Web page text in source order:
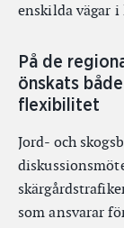
enskilda vägar i
På de
önskats
flexibilitet
Jord- och
som ansvarar